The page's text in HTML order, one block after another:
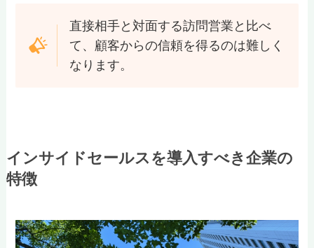
直接相手と対面する訪問営業と比べ
て、顧客からの信頼を得るのは難しく
なります。
インサイドセールスを導入すべき企業の
特徴